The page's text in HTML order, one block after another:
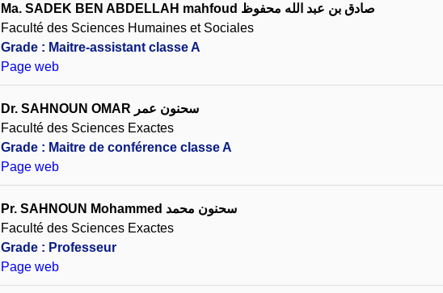
Ma. SADEK BEN ABDELLAH mahfoud صادق بن عبد الله محفوظ
Faculté des Sciences Humaines et Sociales
Grade : Maitre-assistant classe A
Page web
Dr. SAHNOUN OMAR سحنون عمر
Faculté des Sciences Exactes
Grade : Maitre de conférence classe A
Page web
Pr. SAHNOUN Mohammed سحنون محمد
Faculté des Sciences Exactes
Grade : Professeur
Page web